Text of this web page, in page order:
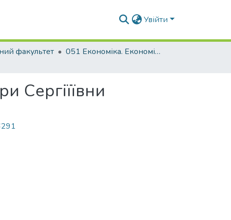
Увійти
факультет
051 Економіка. Економіка підприємства
Сергіїївни